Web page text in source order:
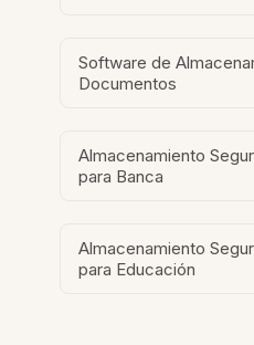
Software de
Documentos
Almacenamiento
para Banca
Almacenamiento
para Educación